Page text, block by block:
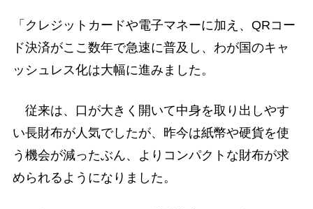
「クレジットカードや電子マネーに加え、QRコー
ド決済がここ数年で急速に普及し、わが国のキャ
ッシュレス化は大幅に進みました。
従来は、口が大きく開いて中身を取り出しやす
い長財布が人気でしたが、昨今は紙幣や硬貨を使
う機会が減ったぶん、よりコンパクトな財布が求
められるようになりました。